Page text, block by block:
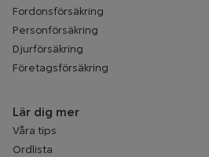
Fordonsförsäkring
Personförsäkring
Djurförsäkring
Företagsförsäkring
Lär dig mer
Våra tips
Ordlista